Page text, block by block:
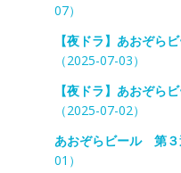
07）
【夜ドラ】あおぞら
（2025-07-03）
【夜ドラ】あおぞら
（2025-07-02）
あおぞらビール 第３
01）